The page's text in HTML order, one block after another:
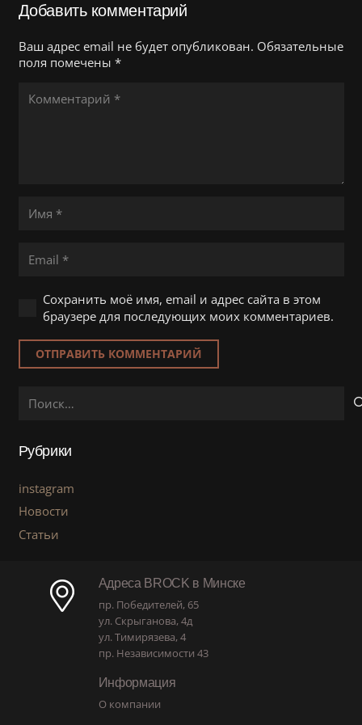
Добавить комментарий
Ваш адрес email не будет опубликован. Обязательные
поля помечены *
Сохранить моё имя, email и адрес сайта в этом
браузере для последующих моих комментариев.
ОТПРАВИТЬ КОММЕНТАРИЙ
Рубрики
instagram
Новости
Статьи
Адреса BROCK в Минске
пр. Победителей, 65
ул. Скрыганова, 4д
ул. Тимирязева, 4
пр. Независимости 43
Информация
О компании